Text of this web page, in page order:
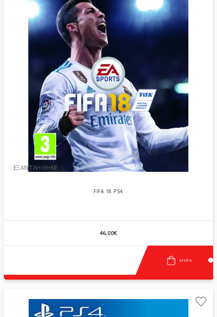
ΕΞΑΝΤΛΉΘΗΚΕ
FIFA 18 PS4
46,00€
ΑΓΟΡΆ